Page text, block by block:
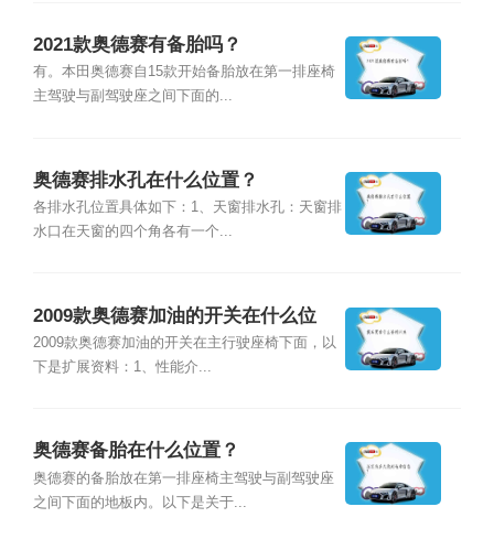
2021款奥德赛有备胎吗？
有。本田奥德赛自15款开始备胎放在第一排座椅
主驾驶与副驾驶座之间下面的...
奥德赛排水孔在什么位置？
各排水孔位置具体如下：1、天窗排水孔：天窗排
水口在天窗的四个角各有一个...
2009款奥德赛加油的开关在什么位
置？
2009款奥德赛加油的开关在主行驶座椅下面，以
下是扩展资料：1、性能介...
奥德赛备胎在什么位置？
奥德赛的备胎放在第一排座椅主驾驶与副驾驶座
之间下面的地板内。以下是关于...